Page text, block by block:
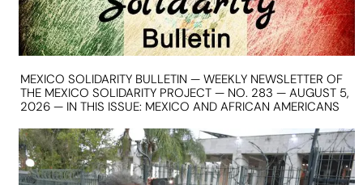
MEXICO SOLIDARITY BULLETIN — WEEKLY NEWSLETTER OF
THE MEXICO SOLIDARITY PROJECT — NO. 283 — AUGUST 5,
2026 — IN THIS ISSUE: MEXICO AND AFRICAN AMERICANS